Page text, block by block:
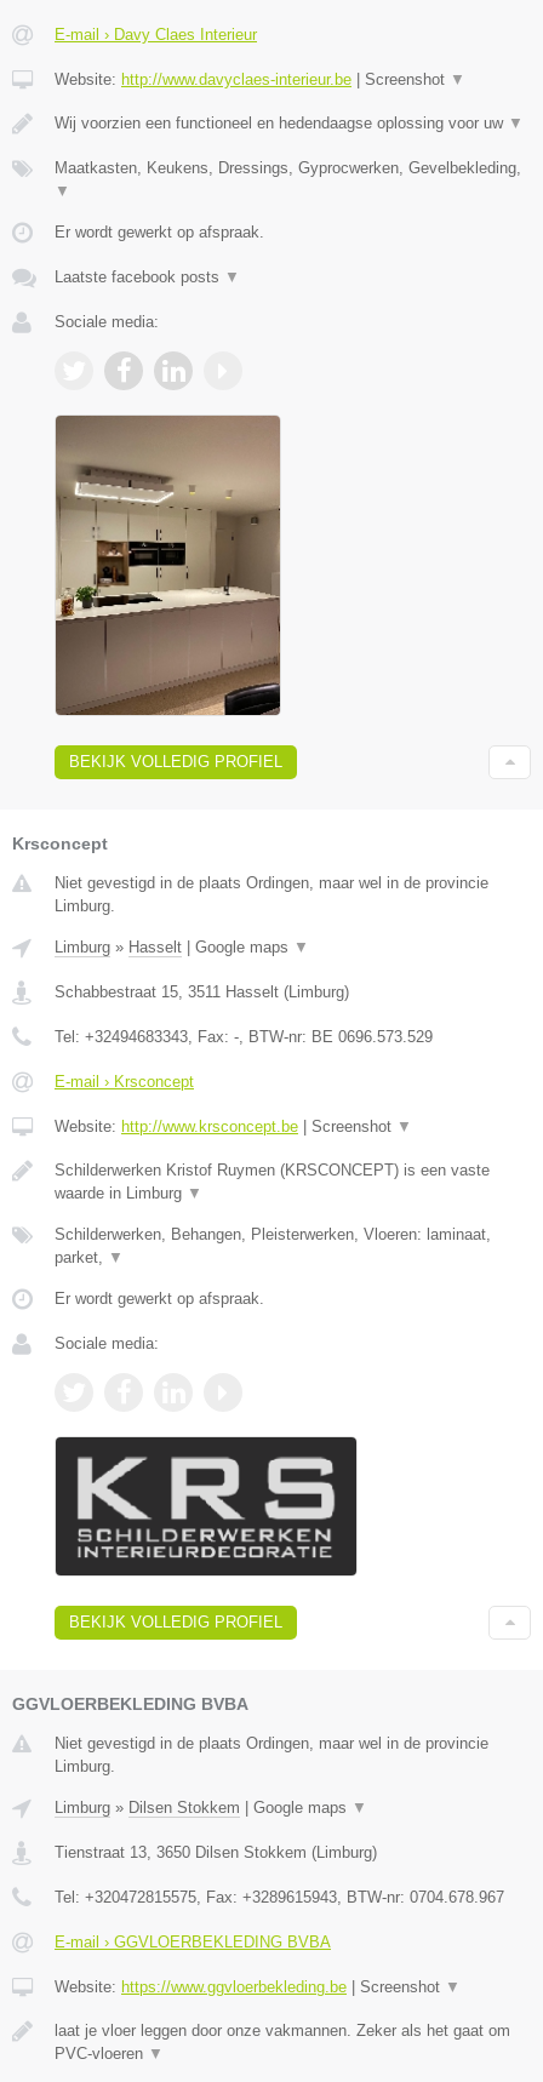
E-mail › Davy Claes Interieur
Website: http://www.davyclaes-interieur.be | Screenshot ▼
Wij voorzien een functioneel en hedendaagse oplossing voor uw ▼
Maatkasten, Keukens, Dressings, Gyprocwerken, Gevelbekleding,
▼
Er wordt gewerkt op afspraak.
Laatste facebook posts ▼
Sociale media:
BEKIJK VOLLEDIG PROFIEL
Krsconcept
Niet gevestigd in de plaats Ordingen, maar wel in de provincie
Limburg.
Limburg » Hasselt Google maps ▼
Schabbestraat 15, 3511 Hasselt (Limburg)
Tel: +32494683343, Fax: -, BTW-nr: BE 0696.573.529
E-mail › Krsconcept
Website: http://www.krsconcept.be Screenshot ▼
Schilderwerken Kristof Ruymen (KRSCONCEPT) is een vaste
waarde in Limburg ▼
Schilderwerken, Behangen, Pleisterwerken, Vloeren: laminaat,
parket, ▼
Er wordt gewerkt op afspraak.
Sociale media:
BEKIJK VOLLEDIG PROFIEL
GGVLOERBEKLEDING BVBA
Niet gevestigd in de plaats Ordingen, maar wel in de provincie
Limburg.
Limburg » Dilsen Stokkem Google maps ▼
Tienstraat 13, 3650 Dilsen Stokkem (Limburg)
Tel: +320472815575, Fax: +3289615943, BTW-nr: 0704.678.967
E-mail › GGVLOERBEKLEDING BVBA
Website: https://www.ggvloerbekleding.be Screenshot ▼
laat je vloer leggen door onze vakmannen. Zeker als het gaat om
PVC-vloeren ▼